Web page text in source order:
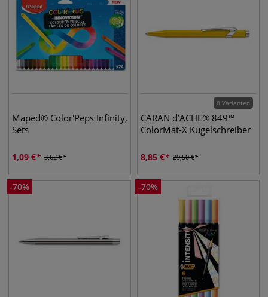
Maped® Color'Peps Infinity,
Sets
1,09 € 3,62€
8 Varianten
CARAN d’ACHE® 849™
ColorMat-X Kugelschreiber
8,85 € 29,50€
-70% -70%